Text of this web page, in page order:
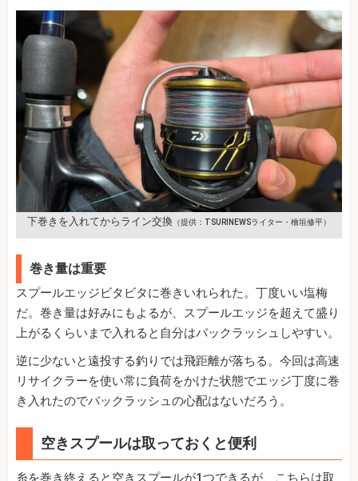
下巻きを入れてからライン交換 （提供：TSURINEWSライター・檜垣修平）
巻き量は重要
スプールエッジビタビタに巻きいれられた。丁度いい塩梅
だ。巻き量は好みにもよるが、スプールエッジを超えて盛り
上がるくらいまで入れると自分はバックラッシュしやすい。
逆に少ないと遠投する釣りでは飛距離が落ちる。今回は高速
リサイクラーを使い常に負荷をかけた状態でエッジ丁度に巻
き入れたのでバックラッシュの心配はないだろう。
空きスプールは取っておくと便利
糸を巻き終えると空きスプールが1つできるが、こちらは取